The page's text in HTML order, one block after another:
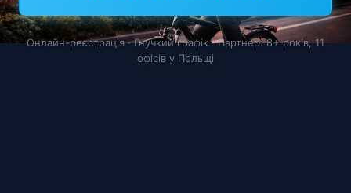
Онлайн-реєстрація · Гнучкий графік · Партнер: 8+ років, 11
офісів у Польщі